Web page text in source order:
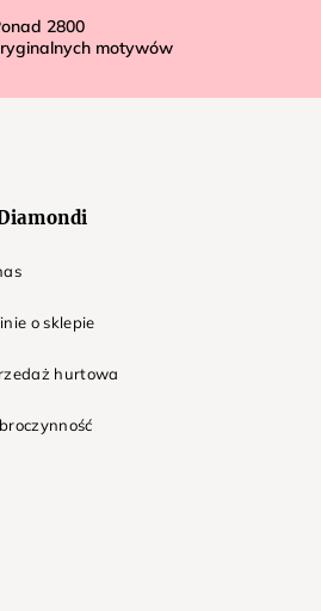
2800
motywów
o sklepie
hurtowa